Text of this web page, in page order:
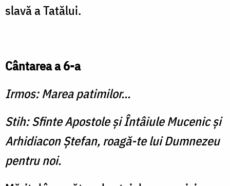
slavă a Tatălui.
Cântarea a 6-a
Irmos: Marea patimilor...
Stih: Sfinte Apostole şi Întâiule Mucenic şi
Arhidiacon Ştefan, roagă-te lui Dumnezeu
pentru noi.